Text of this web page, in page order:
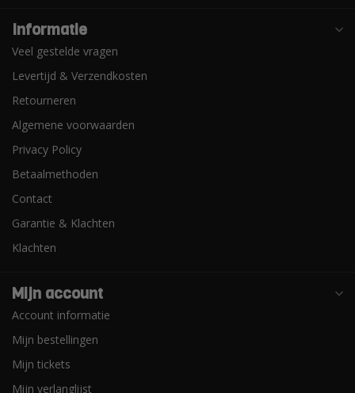
Informatie
Veel gestelde vragen
Levertijd & Verzendkosten
Retourneren
Algemene voorwaarden
Privacy Policy
Betaalmethoden
Contact
Garantie & Klachten
Klachten
Mijn account
Account informatie
Mijn bestellingen
Mijn tickets
Mijn verlanglijst